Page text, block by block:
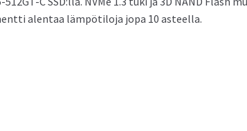
alentaa lämpötiloja jopa 10 asteella.